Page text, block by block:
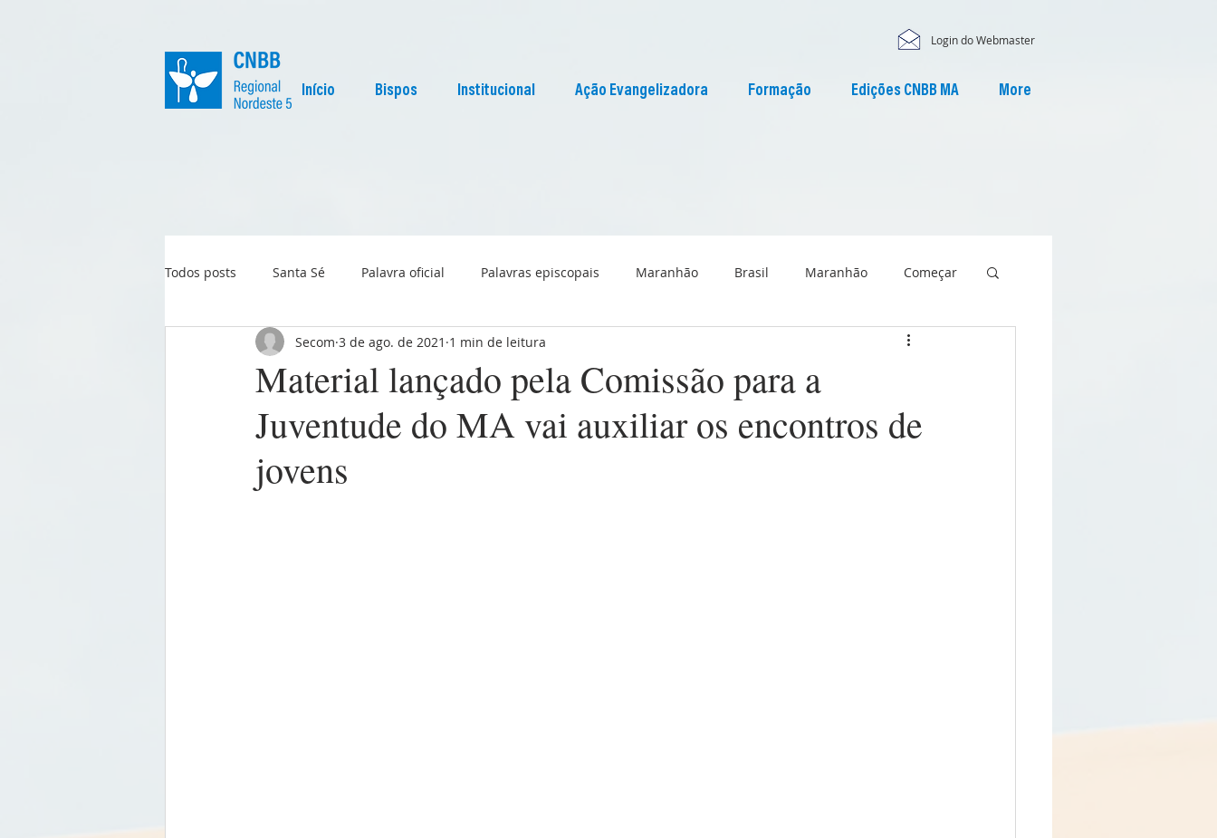
Login do Webmaster
Início Bispos Institucional Ação Evangelizadora Formação Edições CNBB MA More
Todos posts Santa Sé Palavra oficial Palavras episcopais Maranhão Brasil Maranhão Começar
Igreja no Mundo Liturgia Pascom Maranhão
Material lançado pela Comissão para a
Juventude do MA vai auxiliar os encontros de
jovens
Secom 3 de ago. de 2021 1 min de leitura